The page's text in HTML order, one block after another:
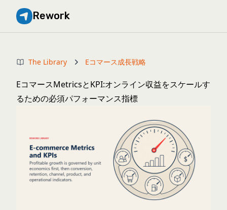
Rework
The Library Eコマース成長戦略
EコマースMetricsとKPI:オンライン収益をスケールす
るための必須パフォーマンス指標